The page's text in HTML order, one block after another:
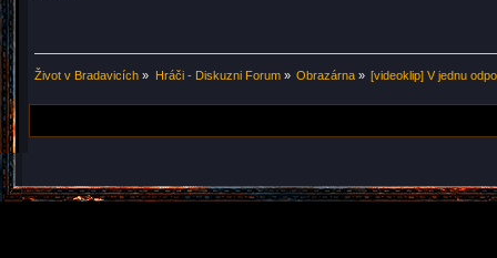
Život v Bradavicích » Hráči - Diskuzni Forum» Obrazárna» [videoklip] V jednu